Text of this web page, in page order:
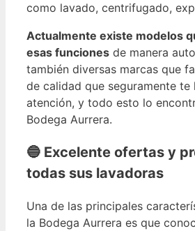
como lavado, centrifugado,
Actualmente existe modelos
esas funciones de manera
también diversas marcas que
de calidad que seguramente te
atención, y todo esto lo
Bodega Aurrera.
🔵 Excelente ofertas y
todas sus lavadoras
Una de las principales
la Bodega Aurrera es que